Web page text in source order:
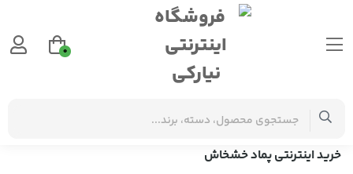
برچسب‌ها خرید اینترنتی پماد خشخاش
خرید اینترنتی پماد خشخاش
0